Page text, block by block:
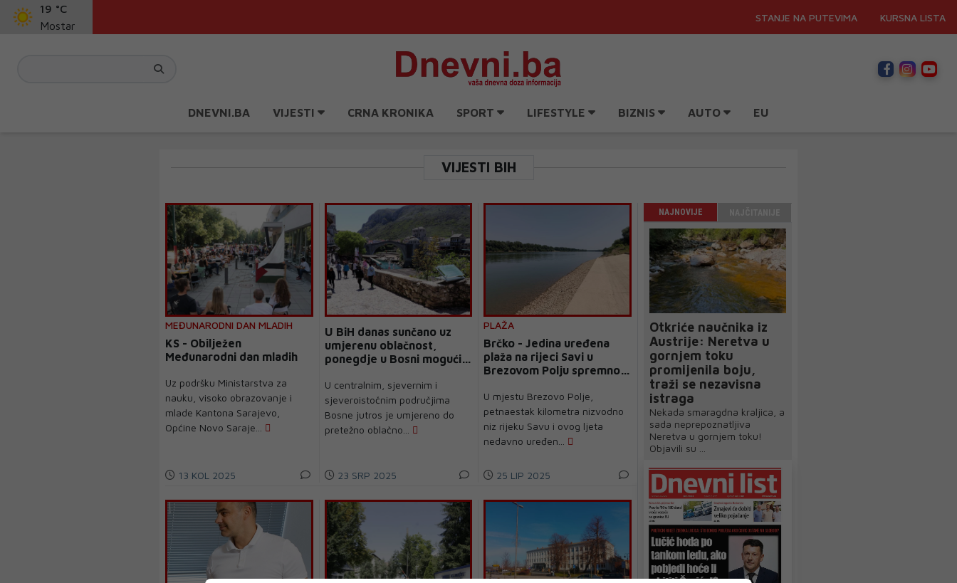
19 °C
Mostar
STANJE NA PUTEVIMA KURSNA LISTA
DNEVNI.BA VIJESTI CRNA KRONIKA SPORT LIFESTYLE BIZNIS AUTO EU
VIJESTI BIH
MEĐUNARODNI DAN MLADIH
KS - Obilježen
Međunarodni dan mladih
Uz podršku Ministarstva za
nauku, visoko obrazovanje i
mlade Kantona Sarajevo,
Općine Novo Saraje...
13 KOL 2025
U BiH danas sunčano uz
umjerenu oblačnost,
ponegdje u Bosni mogući
U centralnim, sjevernim i
sjeveroistočnim područjima
Bosne jutros je umjereno do
pretežno oblačno...
23 SRP 2025
PLAŽA
Brčko - Jedina uređena
plaža na rijeci Savi u
Brezovom Polju spremno
U mjestu Brezovo Polje,
petnaestak kilometra nizvodno
niz rijeku Savu i ovog ljeta
nedavno uređen...
25 LIP 2025
NAJNOVIJE
Otkriće naučnika iz
Austrije: Neretva u
gornjem toku
promijenila boju,
traži se nezavisna
istraga
Nekada smaragdna kraljica, a
sada neprepoznatljiva
Neretva u gornjem toku!
Objavili su ...